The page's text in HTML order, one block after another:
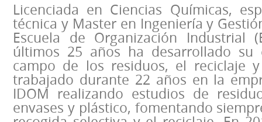
Licenciada en Ciencias Químicas,
técnica y Master en Ingeniería y
Escuela de Organización Industrial
últimos 25 años ha desarrollado su
campo de los residuos, el reciclaje
trabajado durante 22 años en la
IDOM realizando estudios de
envases y plástico, fomentando